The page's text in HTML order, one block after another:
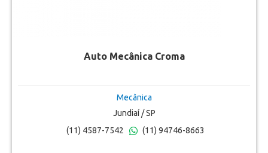
Auto Mecânica Croma
Mecânica
Jundiaí / SP
(11) 4587-7542
(11) 94746-8663